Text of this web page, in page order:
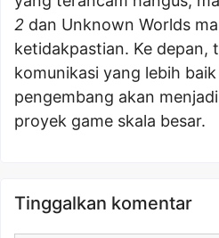
2 dan Unknown Worlds
ketidakpastian. Ke depan,
komunikasi yang lebih
pengembang akan
proyek game skala besar.
Tinggalkan komentar